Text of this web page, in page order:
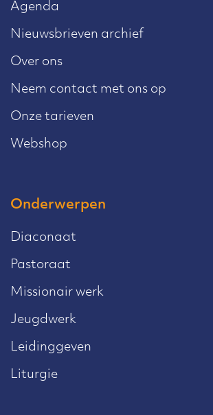
Agenda
Nieuwsbrieven archief
Over ons
Neem contact met ons op
Onze tarieven
Webshop
Onderwerpen
Diaconaat
Pastoraat
Missionair werk
Jeugdwerk
Leidinggeven
Liturgie